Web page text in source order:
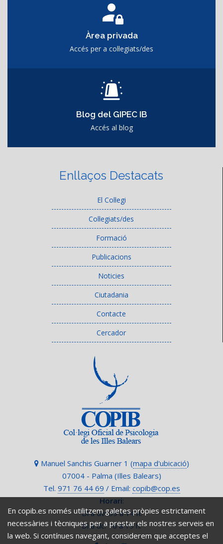
Àrea privada
Accés per a col·legiats/des
Blog del GIPEC IB
Accés al blog
Enllaços Destacats
El Col·legi
Col·legiats/des
Formació
Publicacions
Noticies
Ciutadania
Contacte
Cercador
Manuel Sanchis Guarner 1 (mapa d'ubicació)
07004 - Palma (Illes Balears)
Tel. 971 76 44 69 / Email: copib@cop.es
Horari:
Dl a dv: 09 a 14 h.
Dl a dc: 16 a 19 h.
En copib.es només utilitzem galetes pròpies estrictament
necessàries i tècniques per a prestar els nostres serveis en
la web. Si contínues navegant, considerem que acceptes el